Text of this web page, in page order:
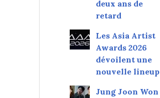
deux ans de
retard
Les Asia Artist
Awards 2026
dévoilent une
nouvelle lineup
Jung Joon Won